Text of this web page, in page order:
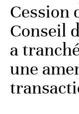
Cession
Conseil
a
une